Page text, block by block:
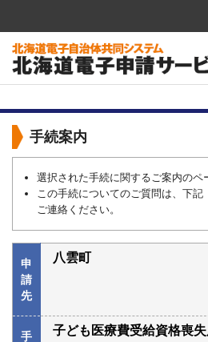
初めて利用する方へ
利用上の注意
よくあるご質問
手続案内
選択された手続に関するご案内のペ
この手続についてのご質問は、下記
ご連絡ください。
申
請
先
八雲町
手
子ども医療費受給資格喪